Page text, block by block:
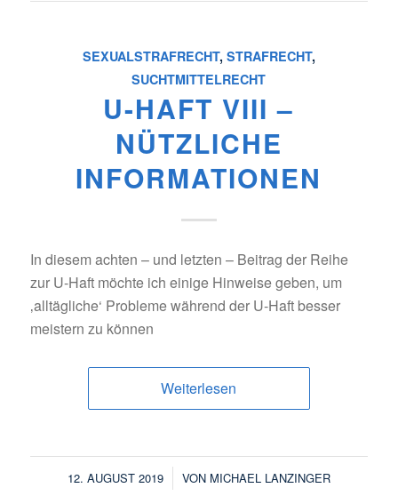
SEXUALSTRAFRECHT, STRAFRECHT,
SUCHTMITTELRECHT
U-HAFT VIII –
NÜTZLICHE
INFORMATIONEN
In diesem achten – und letzten – Beitrag der Reihe
zur U-Haft möchte ich einige Hinweise geben, um
‚alltägliche‘ Probleme während der U-Haft besser
meistern zu können
Weiterlesen
12. AUGUST 2019
/ VON MICHAEL LANZINGER